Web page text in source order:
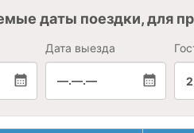
даты поездки, для
Дата выезда
—.—.— 2